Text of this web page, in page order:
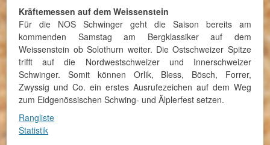
Kräftemessen auf dem Weissenstein
Für die NOS Schwinger geht die Saison bereits am
kommenden Samstag am Bergklassiker auf dem
Weissenstein ob Solothurn weiter. Die Ostschweizer Spitze
trifft auf die Nordwestschweizer und Innerschweizer
Schwinger. Somit können Orlik, Bless, Bösch, Forrer,
Zwyssig und Co. ein erstes Ausrufezeichen auf dem Weg
zum Eidgenössischen Schwing- und Älplerfest setzen.
Rangliste
Statistik